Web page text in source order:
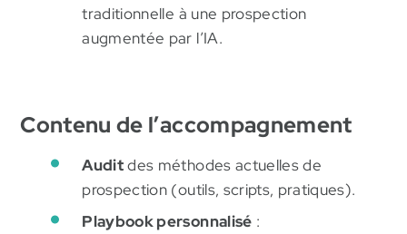
traditionnelle à une prospection
augmentée par l’IA.
Contenu de l’accompagnement
Auditdes méthodes actuelles de
prospection (outils, scripts, pratiques).
Playbook personnalisé :